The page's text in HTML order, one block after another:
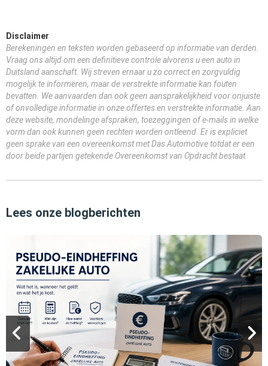
Disclaimer
Berekeningen en teksten worden gebaseerd op informatie van derden.
Vraag ons altijd om een definitieve controle alvorens u een auto in
Duitsland aanschaft. Wij streven ernaar u zo correct en zorgvuldig
mogelijk te informeren, maar de verstrekte informatie kan fouten
bevatten. We aanvaarden dan ook geen aansprakelijkheid voor onjuiste
of onvolledige informatie in onze offertes en verstrekte informatie. Aan
deze website, mondelinge afspraken, toezeggingen of e-mails in welke
vorm dan ook kunnen geen rechten worden ontleend. Er is expliciet
geen sprake van een overeenkomst met Das Automotive totdat er een
door beide partijen getekende Overeenkomst van Opdracht bestaat.
Lees onze blogberichten